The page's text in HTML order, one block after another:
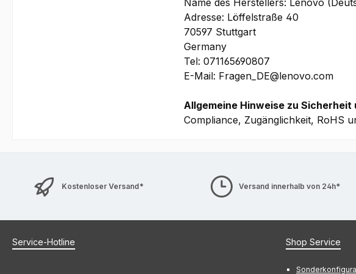
Adresse: Löffelstraße 40
70597 Stuttgart
Germany
Tel: 071165690807
E-Mail: Fragen_DE@lenovo.com
Allgemeine Hinweise zu
Compliance, Zugänglichkeit, RoHS
Kostenloser Versand* Versand innerhalb von 24h*
Service-Hotline Shop Service